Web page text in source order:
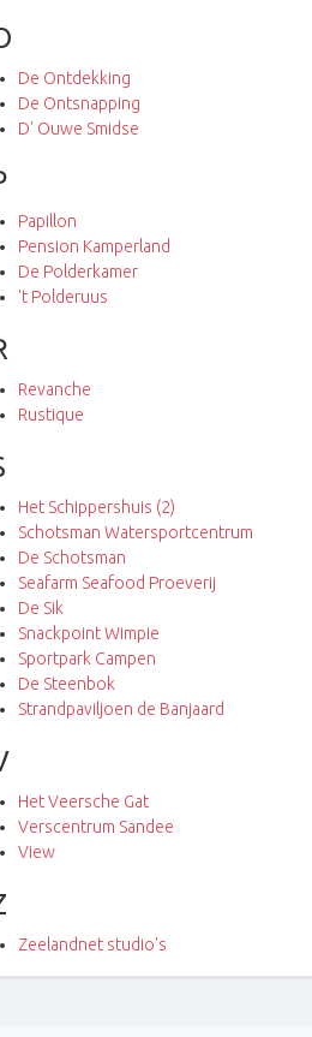
De Ontdekking
De Ontsnapping
D' Ouwe Smidse
Papillon
Pension Kamperland
De Polderkamer
't Polderuus
Revanche
Rustique
Het Schippershuis (2)
Schotsman Watersportcentrum
De Schotsman
Seafarm Seafood Proeverij
De Sik
Snackpoint Wimpie
Sportpark Campen
De Steenbok
Strandpaviljoen de Banjaard
Het Veersche Gat
Verscentrum Sandee
View
Zeelandnet studio's